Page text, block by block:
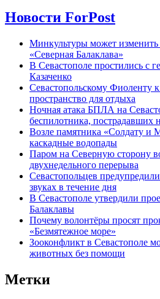
Новости ForPost
Минкультуры может изменить
«Северная Балаклава»
В Севастополе простились с
Казаченко
Севастопольскому Фиоленту
пространство для отдыха
Ночная атака БПЛА на
беспилотника, пострадавших
Возле памятника «Солдату и
каскадные водопады
Паром на Северную сторону
двухнедельного перерыва
Севастопольцев
звуках в течение дня
В Севастополе утвердили
Балаклавы
Почему волонтёры просят
«Безмятежное море»
Зооконфликт в Севастополе
животных без помощи
Метки